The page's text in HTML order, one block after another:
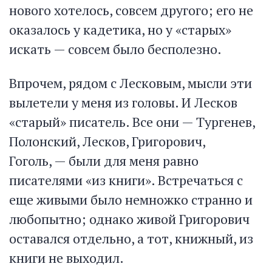
нового хотелось, совсем другого; его не
оказалось у кадетика, но у «старых»
искать — совсем было бесполезно.
Впрочем, рядом с Лесковым, мысли эти
вылетели у меня из головы. И Лесков
«старый» писатель. Все они — Тургенев,
Полонский, Лесков, Григорович,
Гоголь, — были для меня равно
писателями «из книги». Встречаться с
еще живыми было немножко странно и
любопытно; однако живой Григорович
оставался отдельно, а тот, книжный, из
книги не выходил.